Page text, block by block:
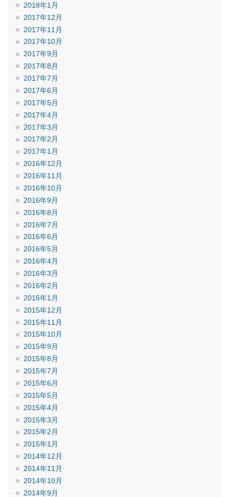
2018年1月
2017年12月
2017年11月
2017年10月
2017年9月
2017年8月
2017年7月
2017年6月
2017年5月
2017年4月
2017年3月
2017年2月
2017年1月
2016年12月
2016年11月
2016年10月
2016年9月
2016年8月
2016年7月
2016年6月
2016年5月
2016年4月
2016年3月
2016年2月
2016年1月
2015年12月
2015年11月
2015年10月
2015年9月
2015年8月
2015年7月
2015年6月
2015年5月
2015年4月
2015年3月
2015年2月
2015年1月
2014年12月
2014年11月
2014年10月
2014年9月